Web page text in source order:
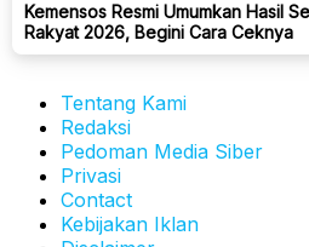
Kemensos Resmi Umumkan Hasil
Rakyat 2026, Begini Cara Ceknya
Tentang Kami
Redaksi
Pedoman Media Siber
Privasi
Contact
Kebijakan Iklan